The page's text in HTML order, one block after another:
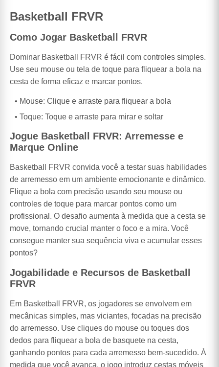
Basketball FRVR
Como Jogar Basketball FRVR
Dominar Basketball FRVR é fácil com controles simples.
Use seu mouse ou tela de toque para fliquear a bola na
cesta de forma eficaz e marcar pontos.
Mouse: Clique e arraste para fliquear a bola
Toque: Toque e arraste para mirar e soltar
Jogue Basketball FRVR: Arremesse e
Marque Online
Basketball FRVR convida você a testar suas habilidades
de arremesso em um ambiente emocionante e dinâmico.
Flique a bola com precisão usando seu mouse ou
controles de toque para marcar pontos como um
profissional. O desafio aumenta à medida que a cesta se
move, tornando crucial manter o foco e a mira. Você
consegue manter sua sequência viva e acumular esses
pontos?
Jogabilidade e Recursos de Basketball
FRVR
Em Basketball FRVR, os jogadores se envolvem em
mecânicas simples, mas viciantes, focadas na precisão
do arremesso. Use cliques do mouse ou toques dos
dedos para fliquear a bola de basquete na cesta,
ganhando pontos para cada arremesso bem-sucedido. À
medida que você avança, o jogo introduz cestas móveis